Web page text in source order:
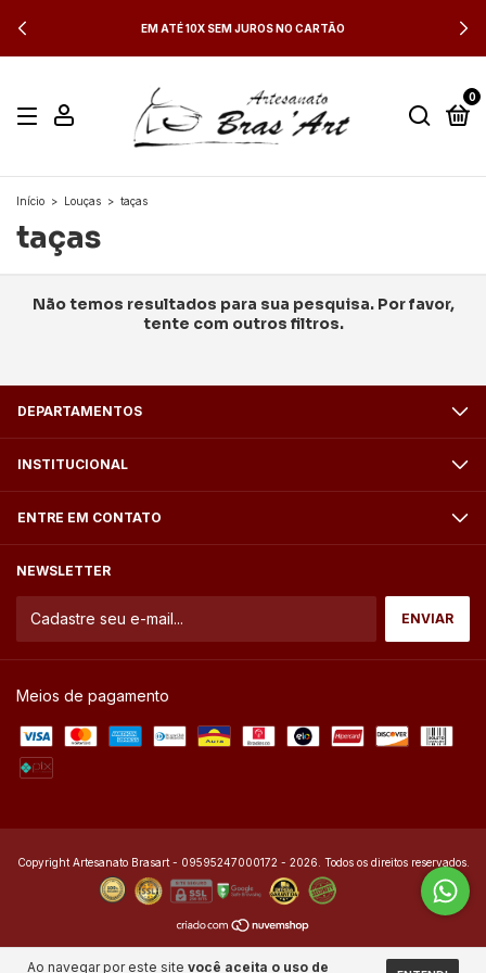
EM ATÉ 10X SEM JUROS NO CARTÃO
0
Ao navegar por este site você aceita o uso de
Início > Louças > taças
taças
Não temos resultados para sua pesquisa. Por favor,
tente com outros filtros.
DEPARTAMENTOS
INSTITUCIONAL
ENTRE EM CONTATO
NEWSLETTER
Meios de pagamento
Copyright Artesanato Brasart - 09595247000172 - 2026. Todos os direitos reservados.